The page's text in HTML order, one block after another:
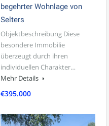
begehrter Wohnlage von
Selters
Objektbeschreibung Diese
besondere Immobilie
überzeugt durch ihren
individuellen Charakter…
Mehr Details
€395.000